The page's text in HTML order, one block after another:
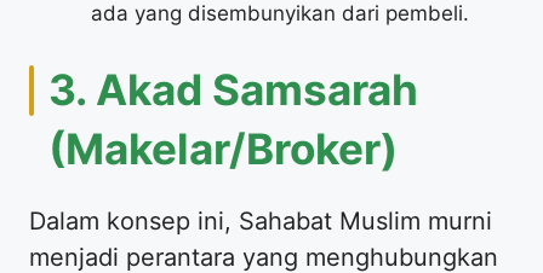
ada yang disembunyikan dari pembeli.
3. Akad Samsarah
(Makelar/Broker)
Dalam konsep ini, Sahabat Muslim murni
menjadi perantara yang menghubungkan